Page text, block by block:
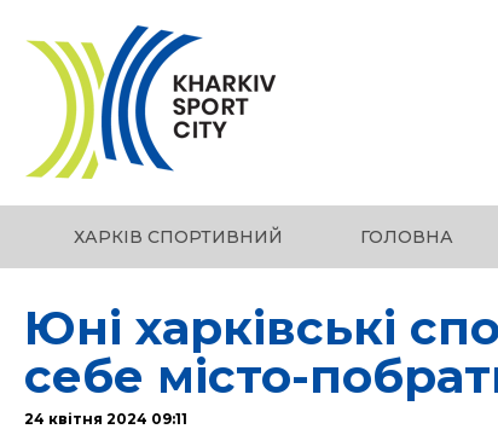
ХАРКІВ СПОРТИВНИЙ ГОЛОВНА
Юні харківські
себе місто-
24 квітня 2024 09:11